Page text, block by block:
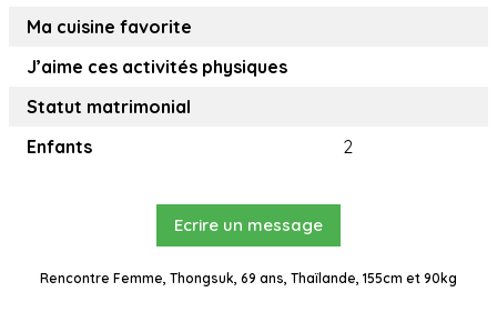
Ma cuisine favorite
J’aime ces activités physiques
Statut matrimonial
Enfants
2
Ecrire un message
Rencontre Femme, Thongsuk, 69 ans, Thaïlande, 155cm et 90kg